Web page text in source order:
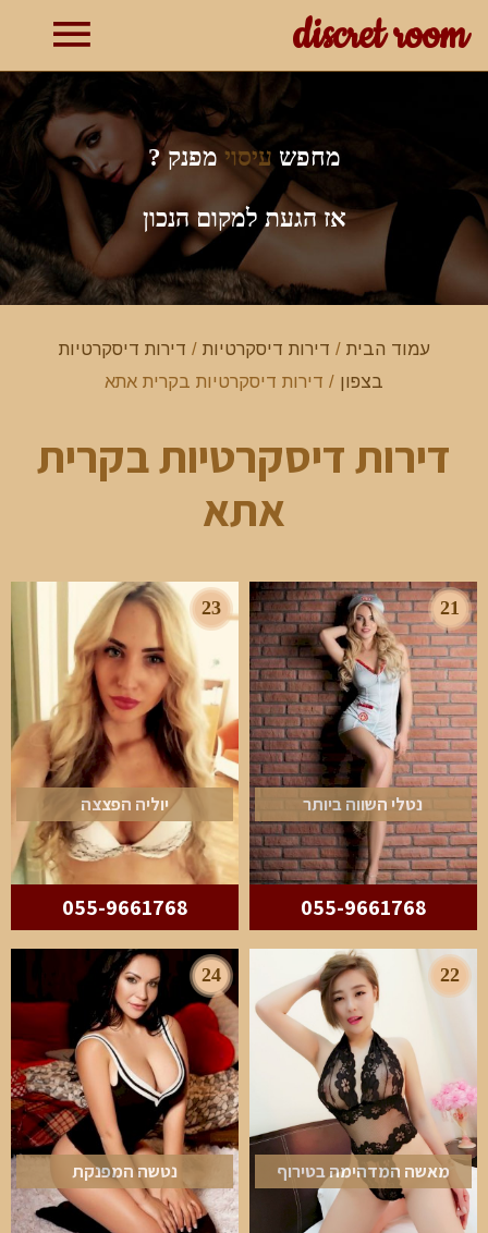
discret room
מחפש עיסוי מפנק ?
אז הגעת למקום הנכון
עמוד הבית / דירות דיסקרטיות / דירות דיסקרטיות
בצפון / דירות דיסקרטיות בקרית אתא
דירות דיסקרטיות בקרית
אתא
21
נטלי השווה ביותר
055-9661768
23
יוליה הפצצה
055-9661768
22
מאשה המדהימה בטירוף
24
נטשה המפנקת